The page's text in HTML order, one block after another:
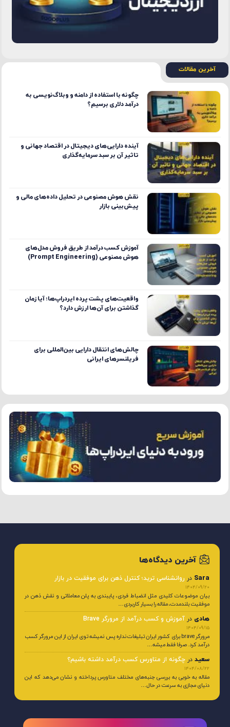
آخرین مقالات
چگونه با استفاده از دامنه و وبلاگ‌نویسی به
درآمد دلاری برسیم؟
آینده دارایی‌های دیجیتال در اقتصاد جهانی و
تاثیر آن بر سبد سرمایه‌گذاری
نقش هوش مصنوعی در تحلیل داده‌های مالی و
پیش‌بینی بازار
آموزش کسب درآمد از طریق فروش مدل‌های
هوش مصنوعی (Prompt Engineering)
واقعیت‌های پشت پرده ایردراپ‌ها؛ آیا زمان
گذاشتن برای آن‌ها ارزش دارد؟
چالش‌های انتقال دارایی بین‌المللی برای
فریلنسرهای ایرانی
آخرین دیدگاه‌ها
Sara در روانشناسی ترید؛ کنترل ذهن برای موفقیت در بازار
1404/09/20
بیان موضوعات کلیدی مثل انضباط فردی، پایبندی به پلن معاملاتی و نقش ذهن در
موفقیت بلندمدت، مقاله را بسیار کاربردی…
هادی در آموزش و کسب درآمد از مرورگر Brave
1404/09/15
مرورگر brave برای کشور ایران تبلیغات نداره پس نمیشه توی ایران از این مرورگر کسب
درآمد کرد. صرفا فقط میشه…
سعید در چگونه از متاورس کسب درآمد داشته باشیم؟
1404/08/22
مقاله به خوبی به بررسی جنبه‌های مختلف متاورس پرداخته و نشان می‌دهد که این
دنیای مجازی به سرعت در حال…